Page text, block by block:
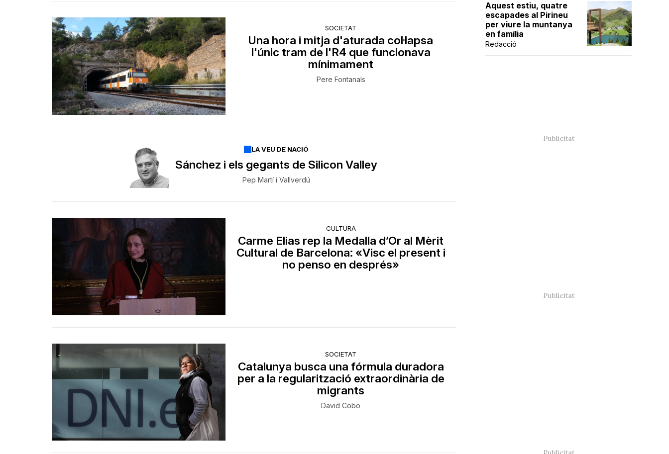
SOCIETAT
Una hora i mitja d'aturada col·lapsa
l'únic tram de l'R4 que funcionava
mínimament
Pere Fontanals
LA VEU DE NACIÓ
Sánchez i els gegants de Silicon Valley
Pep Martí i Vallverdú
CULTURA
Carme Elias rep la Medalla d’Or al Mèrit
Cultural de Barcelona: «Visc el present i
no penso en després»
SOCIETAT
Catalunya busca una fórmula duradora
per a la regularització extraordinària de
migrants
David Cobo
Aquest estiu, quatre
escapades al Pirineu
per viure la muntanya
en família
Redacció